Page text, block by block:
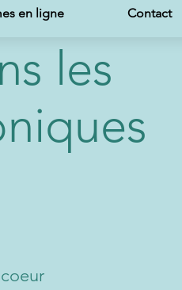
en ligne Contact
les